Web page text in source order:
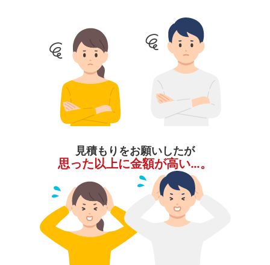
見積もりをお願いしたが
思った以上に金額が高い…。